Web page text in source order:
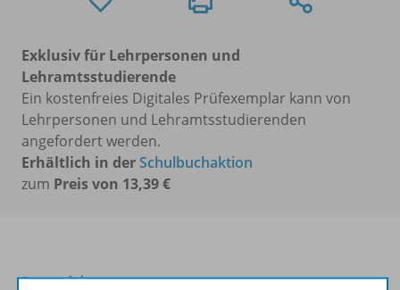
Exklusiv für Lehrpersonen und
Lehramtsstudierende
Ein kostenfreies Digitales Prüfexemplar kann von
Lehrpersonen und Lehramtsstudierenden
angefordert werden.
Erhältlich in derSchulbuchaktion
zum Preis von 13,39 €
Passend dazu: